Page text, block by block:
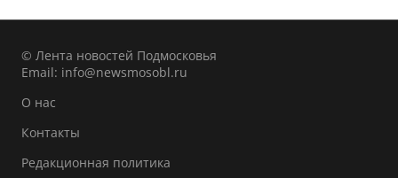
© Лента новостей Подмосковья
Email: info@newsmosobl.ru
О нас
Контакты
Редакционная политика